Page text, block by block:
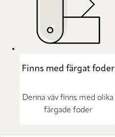
Finns med färgat foder
Denna väv finns med olika
färgade foder